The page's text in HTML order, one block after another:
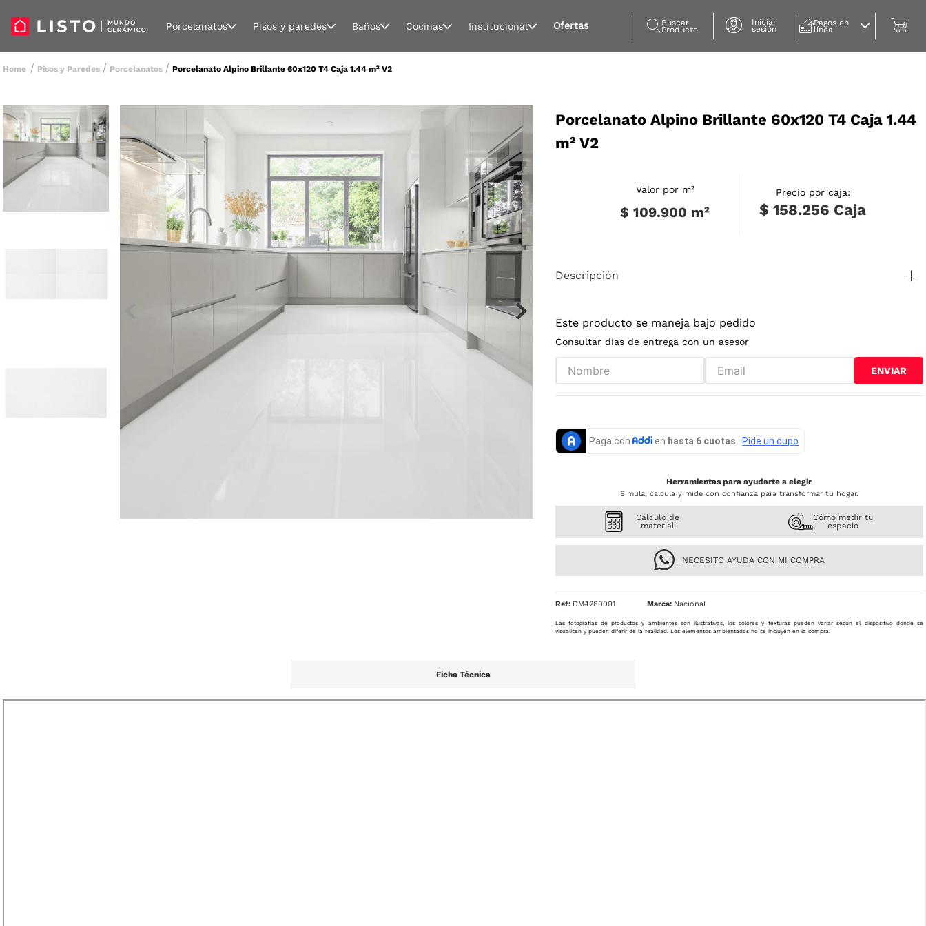
Porcelanatos Pisos y paredes Baños Cocinas Institucional Ofertas Buscar
Producto
Iniciar
sesión
Pagos en
línea
Pisos y Paredes Porcelanatos Porcelanato Alpino Brillante 60x120 T4 Caja 1.44 m² V2
Porcelanato Alpino Brillante 60x120 T4 Caja 1.44
m² V2
Valor por m²
$ 109.900 m²
Precio por caja:
$ 158.256 Caja
Descripción
Este producto se maneja bajo pedido
Consultar días de entrega con un asesor
ENVIAR
Herramientas para ayudarte a elegir
Simula, calcula y mide con confianza para transformar tu hogar.
Cálculo de
material
Cómo medir tu
espacio
NECESITO AYUDA CON MI COMPRA
Ref: DM4260001 Nacional
Las fotografías de productos y ambientes son ilustrativas, los colores y texturas pueden variar según el dispositivo donde se
visualicen y pueden diferir de la realidad. Los elementos ambientados no se incluyen en la compra.
Ficha Técnica